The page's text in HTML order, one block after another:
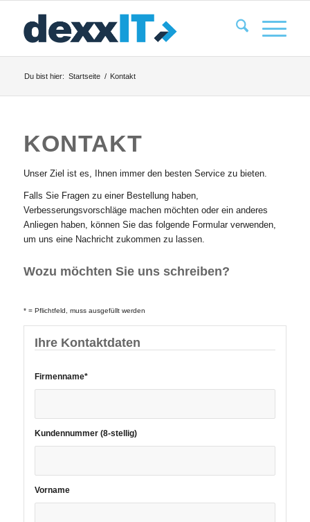
Du bist hier: Startseite / Kontakt
KONTAKT
Unser Ziel ist es, Ihnen immer den besten Service zu bieten.
Falls Sie Fragen zu einer Bestellung haben,
Verbesserungsvorschläge machen möchten oder ein anderes
Anliegen haben, können Sie das folgende Formular verwenden,
um uns eine Nachricht zukommen zu lassen.
Wozu möchten Sie uns schreiben?
* = Pflichtfeld, muss ausgefüllt werden
Ihre Kontaktdaten
Firmenname*
Kundennummer (8-stellig)
Vorname